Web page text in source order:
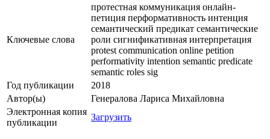
Ключевые cлова
протестная коммуникация онлайн-
петиция перформативность интенция
семантический предикат семантические
роли сигнификативная интерпретация
protest communication online petition
performativity intention semantic predicate
semantic roles sig
Год публикации
2018
Автор(ы)
Генералова Лариса Михайловна
Электронная копия
публикации
Загрузить